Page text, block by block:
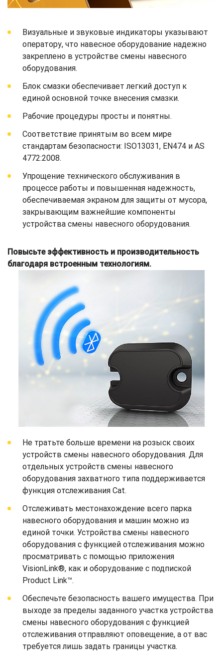
Визуальные и звуковые индикаторы указывают
оператору, что навесное оборудование надежно
закреплено в устройстве смены навесного
оборудования.
Блок смазки обеспечивает легкий доступ к
единой основной точке внесения смазки.
Рабочие процедуры просты и понятны.
Соответствие принятым во всем мире
стандартам безопасности: ISO13031, EN474 и AS
4772:2008.
Упрощение технического обслуживания в
процессе работы и повышенная надежность,
обеспечиваемая экраном для защиты от мусора,
закрывающим важнейшие компоненты
устройства смены навесного оборудования.
Повысьте эффективность и производительность
благодаря встроенным технологиям.
Не тратьте больше времени на розыск своих
устройств смены навесного оборудования. Для
отдельных устройств смены навесного
оборудования захватного типа поддерживается
функция отслеживания Cat.
Отслеживать местонахождение всего парка
навесного оборудования и машин можно из
единой точки. Устройства смены навесного
оборудования с функцией отслеживания можно
просматривать с помощью приложения
VisionLink®, как и оборудование с подпиской
Product Link™.
Обеспечьте безопасность вашего имущества. При
выходе за пределы заданного участка устройства
смены навесного оборудования с функцией
отслеживания отправляют оповещение, а от вас
требуется лишь задать границы участка.